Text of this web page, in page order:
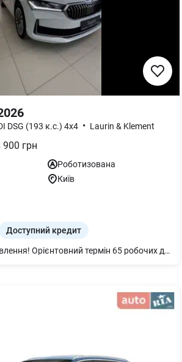
DSG (193 к.с.) 4x4 • Laurin & Klement
900 грн
Роботизована
Київ
Доступний кредит
Автомобіль на замовлення! Орієнтовний термін 65 робочих днів. Вартість - 49755 умовних одиниць. Запрошуємо в салон пройти тест-драйв даної моделі! Пропонуємо скористатись додатковими послугами салону: - Кредитування під 0,01% річних - Страхування КАСКО, ОСЦПВ та військові ризики - Обмін Вашого автомобіля по програмі «трейд-ін» Додаткові опції: - RN1 Infotainment (Інформаційно-розважальна система) 13" PLUS + 7UY Навігаційна система - KS1 Проекційний Head-up дисплей - YOI Віддалений доступ + Інфотаймент онлайн 3 роки PF0 Пакет Family/Business - 3Q7 Підголівники ззаду з додатковою функцією - 3Y3 Рулонна сонцезахисна шторка на заднє вікно та на вікна задніх дверей, урна для сміття - 6C4 Бічна подушка безпеки спереду та ззаду, зі шторкою безпеки та взаємодіючою подушкою безпеки спереду